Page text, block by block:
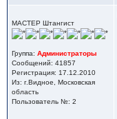
МАСТЕР Штангист
Группа: Администраторы
Сообщений: 41857
Регистрация: 17.12.2010
Из: г.Видное, Московская
область
Пользователь №: 2